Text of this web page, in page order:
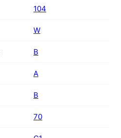
104
W
B
A
B
70